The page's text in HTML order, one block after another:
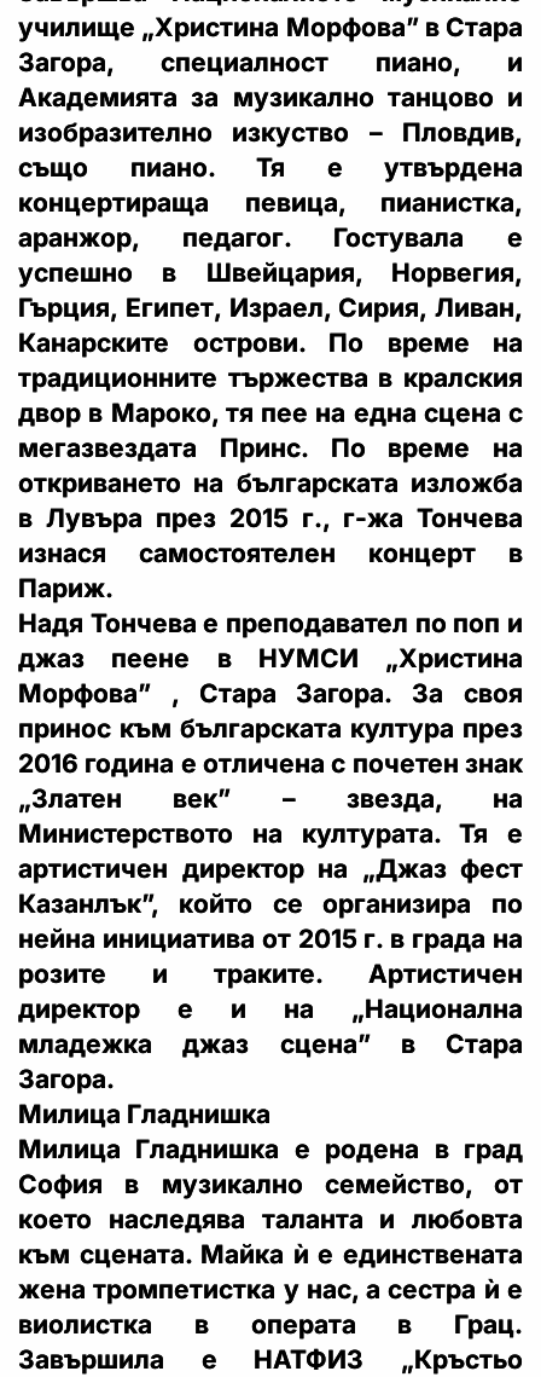
училище „Христина Морфова” в Стара
Загора, специалност пиано, и
Академията за музикално танцово и
изобразително изкуство – Пловдив,
също пиано. Тя е утвърдена
концертираща певица, пианистка,
аранжор, педагог. Гостувала е
успешно в Швейцария, Норвегия,
Гърция, Египет, Израел, Сирия, Ливан,
Канарските острови. По време на
традиционните тържества в кралския
двор в Мароко, тя пее на една сцена с
мегазвездата Принс. По време на
откриването на българската изложба
в Лувъра през 2015 г., г-жа Тончева
изнася самостоятелен концерт в
Париж.
Надя Тончева е преподавател по поп и
джаз пеене в НУМСИ „Христина
Морфова” , Стара Загора. За своя
принос към българската култура през
2016 година е отличена с почетен знак
„Златен век” – звезда, на
Министерството на културата. Тя е
артистичен директор на „Джаз фест
Казанлък”, който се организира по
нейна инициатива от 2015 г. в града на
розите и траките. Артистичен
директор е и на „Национална
младежка джаз сцена” в Стара
Загора.
Милица Гладнишка
Милица Гладнишка е родена в град
София в музикално семейство, от
което наследява таланта и любовта
към сцената. Майка ѝ е единствената
жена тромпетистка у нас, а сестра ѝ е
виолистка в операта в Грац.
Завършила е НАТФИЗ „Кръстьо